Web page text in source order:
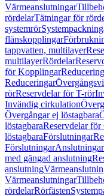
Värmeanslutningar
rördelarTätningar för
systemrör
flänskopplingar
tappvatten, multilayer
multilayerRördelar
för Kopplingar
Reduceringar
rörReservdelar för T-rör
Invändig cirkulation
Övergångar ej löstagbara
löstagbaraReservdelar för
löstagbaraFörslutningar
FörslutningarAnslutningar
med gängad anslutning
anslutning
Värmeanslutningar
rördelarRörfästen